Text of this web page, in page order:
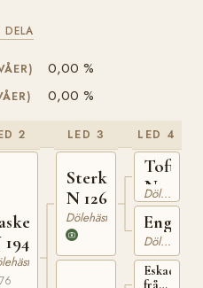
0,00 %
0,00 %
2 LED 3
Sterkoder
N 126
Dölehäst
LED 4
N
82
Dölehäst
Dölehäst
från